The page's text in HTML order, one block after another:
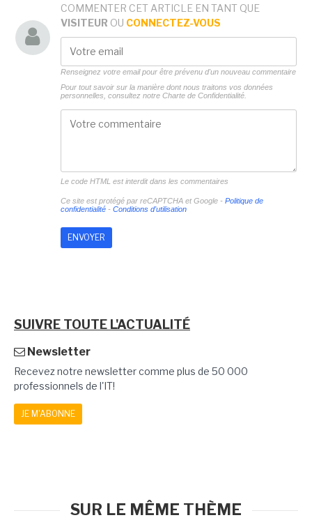
COMMENTER CET ARTICLE EN TANT QUE
VISITEUR OU CONNECTEZ-VOUS
Renseignez votre email pour être prévenu d'un nouveau commentaire
Pour tout savoir sur la manière dont nous traitons vos données
personnelles, consultez notre Charte de Confidentialité.
Le code HTML est interdit dans les commentaires
Ce site est protégé par reCAPTCHA et Google - Politique de
confidentialité- Conditions d'utilisation
SUIVRE TOUTE L'ACTUALITÉ
Newsletter
Recevez notre newsletter comme plus de 50 000
professionnels de l'IT!
JE M'ABONNE
SUR LE MÊME THÈME